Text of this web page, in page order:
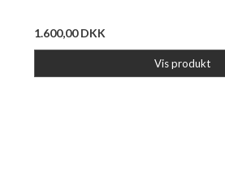
1.600,00 DKK
Vis produkt